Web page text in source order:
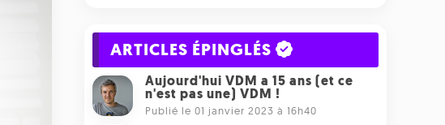
ARTICLES ÉPINGLÉS
Aujourd'hui VDM a 15 ans (et ce
n'est pas une) VDM !
Publié le 01 janvier 2023 à 16h40